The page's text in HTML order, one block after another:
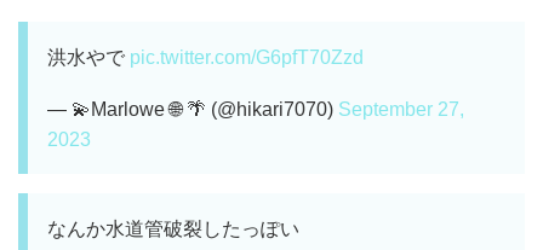
洪水やで pic.twitter.com/G6pfT70Zzd
— 💫Marlowe 🌐 🌴 (@hikari7070) September 27,
2023
なんか水道管破裂したっぽい